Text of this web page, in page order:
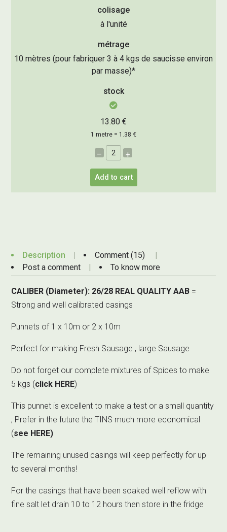
colisage
à l'unité
métrage
10 mètres (pour fabriquer 3 à 4 kgs de saucisse environ
par masse)*
stock
13.80 €
1 metre = 1.38 €
– +
Add to cart
Description
Comment (15)
Post a comment
To know more
CALIBER (Diameter): 26/28 REAL QUALITY AAB =
Strong and well calibrated casings
Punnets of 1 x 10m or 2 x 10m
Perfect for making Fresh Sausage , large Sausage
Do not forget our complete mixtures of Spices to make
5 kgs (click HERE)
This punnet is excellent to make a test or a small quantity
; Prefer in the future the TINS much more economical
(see HERE)
The remaining unused casings will keep perfectly for up
to several months!
For the casings that have been soaked well reflow with
fine salt let drain 10 to 12 hours then store in the fridge